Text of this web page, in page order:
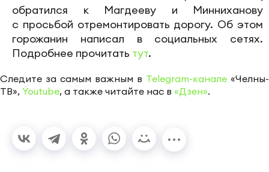
обратился к Магдееву и Минниханову
с просьбой отремонтировать дорогу. Об этом
горожанин написал в социальных сетях.
Подробнее прочитать тут.
Следите за самым важным в Telegram-канале «Челны-
ТВ», Youtube, а также читайте нас в «Дзен».